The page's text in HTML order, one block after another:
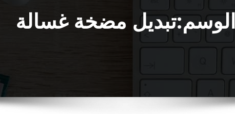
الوسم:تبديل مضخة غسالة